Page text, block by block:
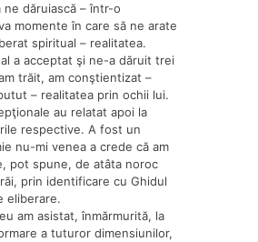
dăruiască – într-o
momente în care să ne arate
spiritual – realitatea.
a acceptat şi ne-a dăruit trei
trăit, am conştientizat –
– realitatea prin ochii lui.
au relatat apoi la
respective. A fost un
nu-mi venea a crede că am
pot spune, de atâta noroc
prin identificare cu Ghidul
eliberare.
am asistat, înmărmurită, la
a tuturor dimensiunilor,